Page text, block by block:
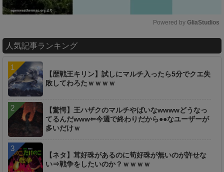
u
e
Powered by GliaStudios
人気記事ランキング
【歴戦王キリン】試しにマルチ入ったら5分でクエ失
敗してわろたｗｗｗｗ
【驚愕】王ハザクのマルチやばいなwwwwどうなっ
てるんだwww⇐今週で終わりだから●●なユーザーが
多いだけｗ
【ネタ】茸好珠があるのに筍好珠が無いのが許せな
い⇒戦争をしたいのか？ｗｗｗｗ